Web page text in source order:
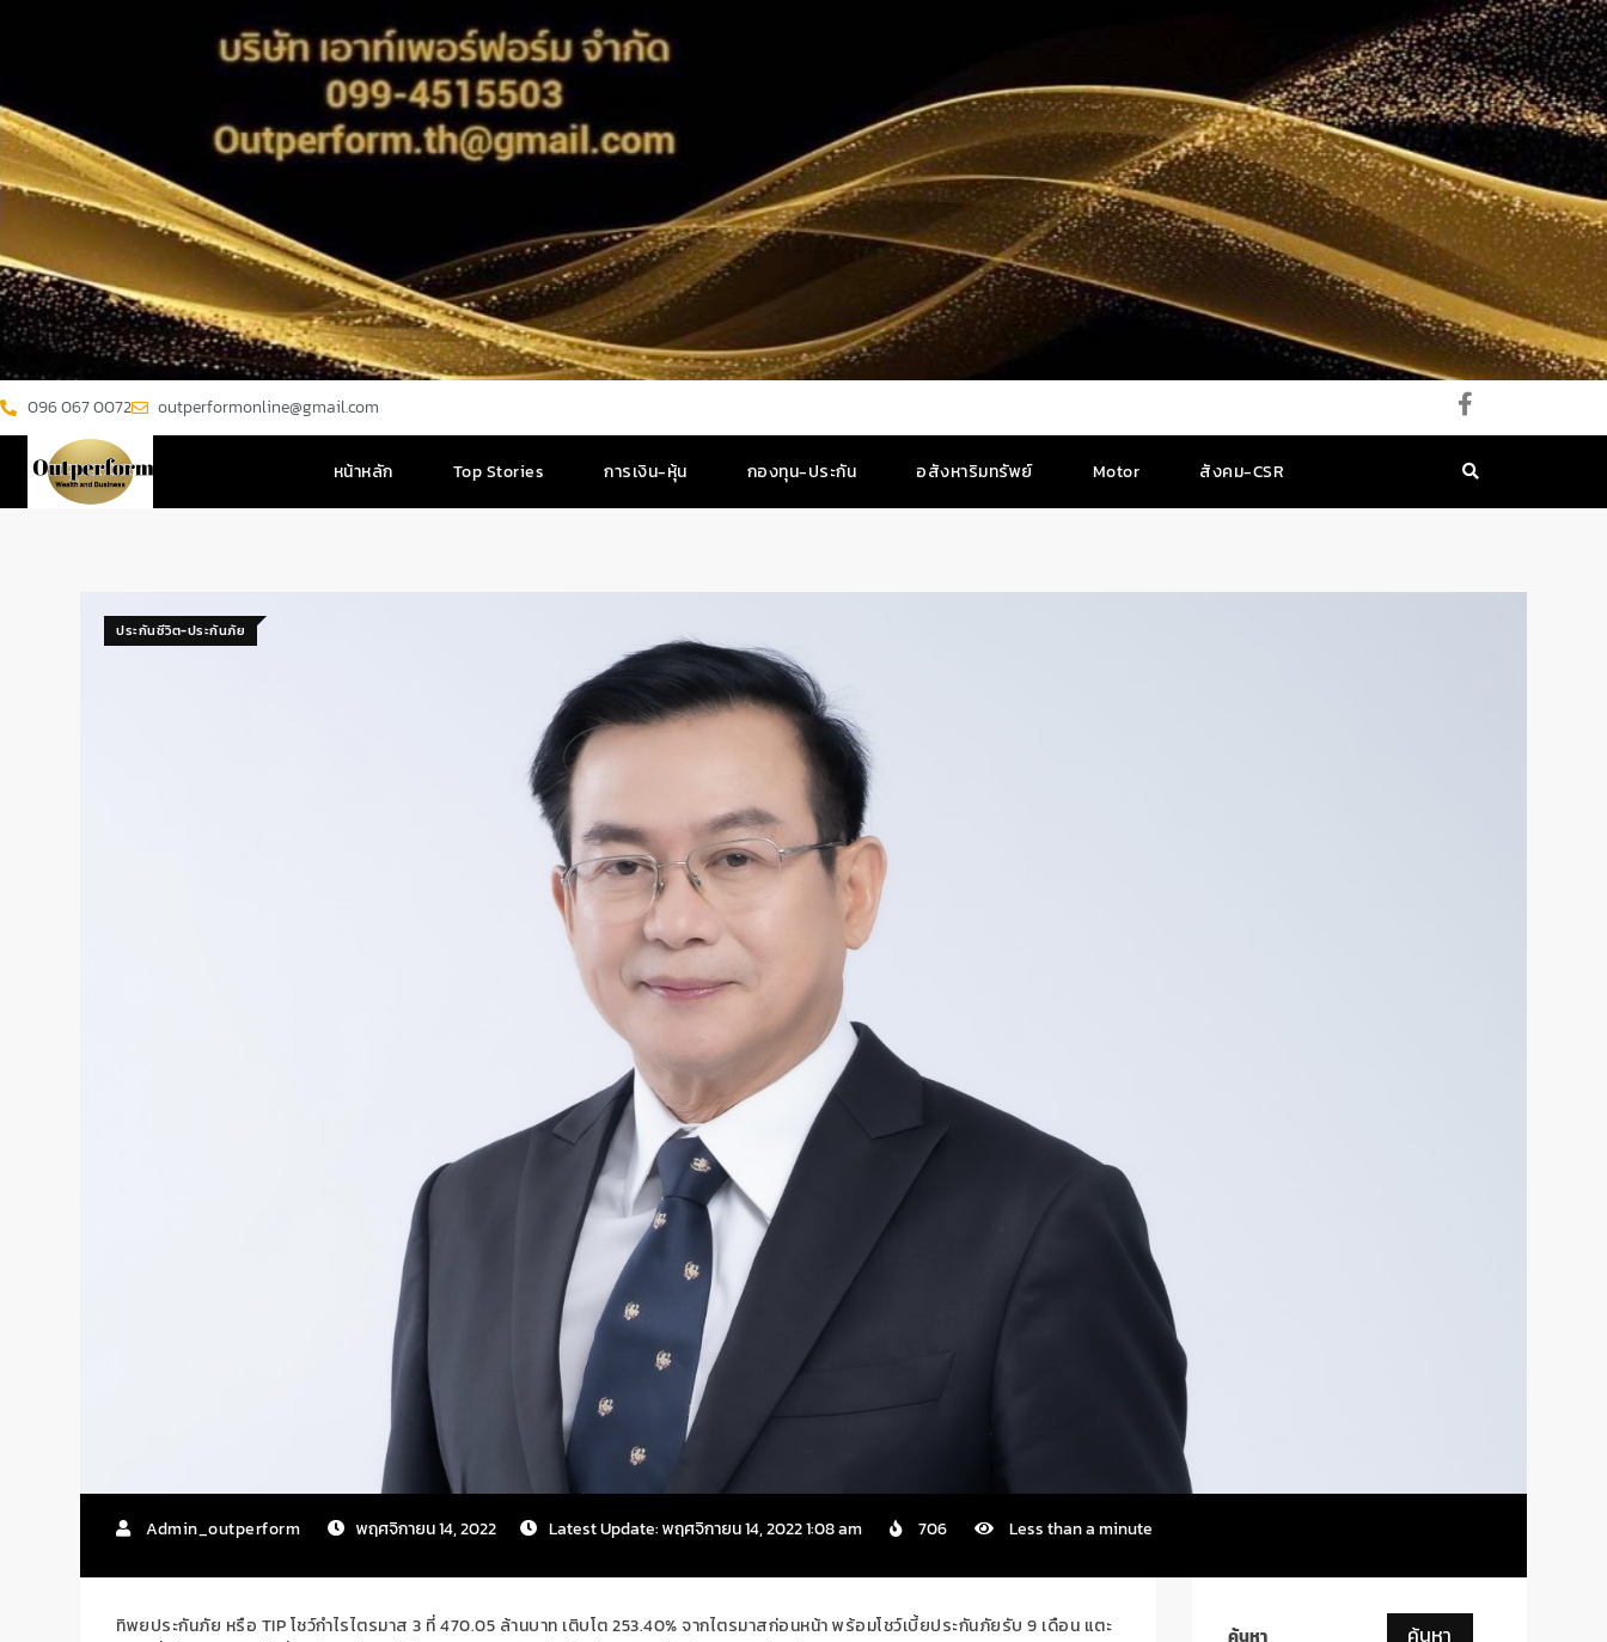
096 067 0072 outperformonline@gmail.com
หน้าหลัก Top Stories การเงิน-หุ้น กองทุน-ประกัน อสังหาริมทรัพย์ Motor สังคม-CSR
ประกันชีวิต-ประกันภัย
Admin_outperform พฤศจิกายน 14, 2022 Latest Update: พฤศจิกายน 14, 2022 1:08 am 706 Less than a minute
ทิพยประกันภัย หรือ TIPโชว์กำไรไตรมาส 3 ที่ 470.05 ล้านบาท เติบโต 253.40% จากไตรมาสก่อนหน้า พร้อมโชว์เบี้ยประกันภัยรับ 9 เดือน แตะ
ค้นหา ค้นหา